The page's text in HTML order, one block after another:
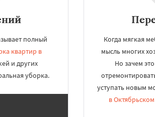
полный
квартир в
и других
уборка.
Когда мягкая
мысль многих
Но зачем
уступать новым
в Октябрьском